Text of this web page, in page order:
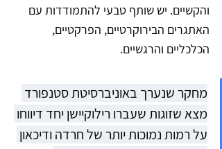
והקשיים. יש שותף טבעי להתמודדות עם
האתגרים הבירוקרטיים, הפרקטיים,
הכלכליים והרגשיים.
מחקר שנערך באוניברסיטת סטנפורד
מצא שזוגות שעברו רילוקיישן יחד דיווחו
על רמות נמוכות יותר של חרדה ודיכאון